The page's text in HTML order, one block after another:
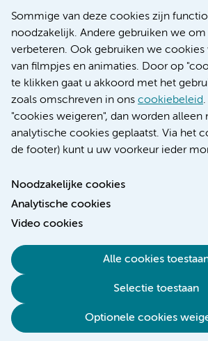
Sommige van deze cookies zijn
noodzakelijk. Andere gebruiken we
verbeteren. Ook gebruiken we
van filmpjes en animaties. Door op
te klikken gaat u akkoord met het
zoals omschreven in ons cookiebeleid
"cookies weigeren", dan worden
analytische cookies geplaatst. Via het
de footer) kunt u uw voorkeur ieder
Noodzakelijke cookies
Analytische cookies
Video cookies
Alle cookies
Selectie toestaan
Optionele cookies
Nieuws
Research
Educatie locatie AMC
Educatie locatie VUmc
Verwijzen & diagnostiek
Toegankelijkheidsverklaring
Responsible disclosure